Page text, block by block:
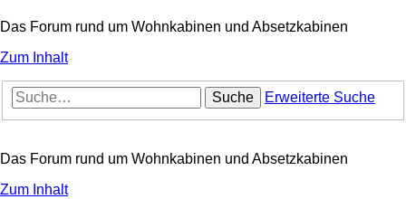
Das Forum rund um Wohnkabinen und Absetzkabinen
Zum Inhalt
Suche Erweiterte Suche
Das Forum rund um Wohnkabinen und Absetzkabinen
Zum Inhalt